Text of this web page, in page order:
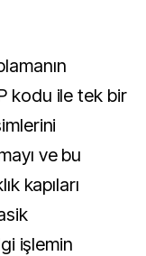
kodu ile tek bir
ve bu
kapıları
işlemin